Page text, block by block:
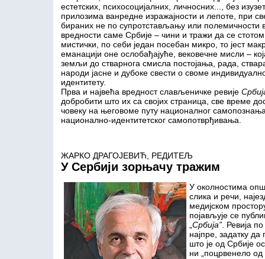
естетских, психосоцијалних, личносних..., без
прилозима ванредне изражајности и лепоте, при
бираних не по супротстављању или
вредности саме Србије – чини и тражи да се
мистички, по себи један посебан микро, то јест
еманацији оне ослобађајуће, вековечне мисли –
земљи до стварнога смисла постојања, рада,
народи јасне и дубоке свести о своме
идентитету.
Прва и највећа вредност слављеничке ревије
добробити што их са својих страница, све време
човеку на његовоме путу националног
национално-идентитетског самопотврђивања.
ЖАРКО ДРАГОЈЕВИЋ, РЕДИТЕЉ
У Сербији зорњачу тражим
У околностима
слика и речи,
медијском
појављује се
Србија”. Ревија
најпре, задатку
што је од Србије
ни „поцрвенело